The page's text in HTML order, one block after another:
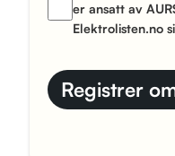
er ansatt av
Elektrolisten.no